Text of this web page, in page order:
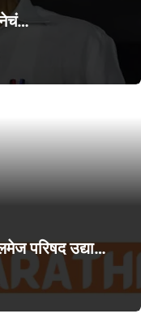
परिषद उद्या…